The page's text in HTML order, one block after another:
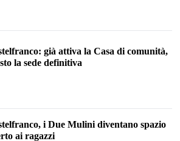
già attiva la Casa di comunità,
la sede definitiva
i Due Mulini diventano spazio
ai ragazzi